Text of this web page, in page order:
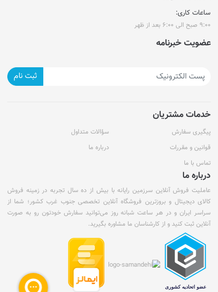
ساعات کاری:
۹:۰۰ صبح الی ۶:۰۰ بعد از ظهر
عضویت خبرنامه
ثبت نام
خدمات مشتریان
پیگیری سفارش
سؤالات متداول
قوانین و مقررات
درباره ما
تماس با ما
درباره ما
عاملیت فروش آنلاین سرزمین رایانه با بیش از ده سال تجربه در زمینه فروش
کالای دیجیتال و بروزترین فروشگاه آنلاین تخصصی جنوب غرب کشور؛ شما از
سراسر ایران و در هر ساعت شبانه روز می‌توانید سفارش خودتون رو به صورت
آنلاین ثبت کنید و از کارشناسان ما مشاوره بگیرید.